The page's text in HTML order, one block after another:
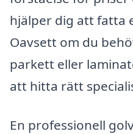
hjälper dig att fatta
Oavsett om du
parkett eller
att hitta rätt
En professionell